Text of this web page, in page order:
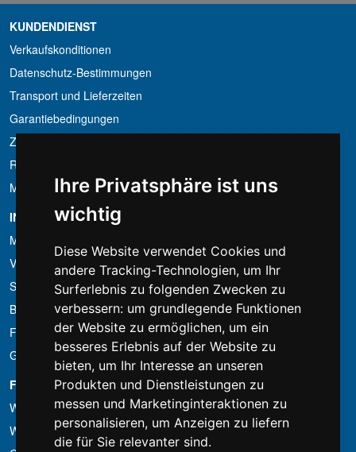
Ihre Privatsphäre ist uns
wichtig
Diese Website verwendet Cookies und
andere Tracking-Technologien, um Ihr
Surferlebnis zu folgenden Zwecken zu
verbessern: um grundlegende Funktionen
der Website zu ermöglichen, um ein
besseres Erlebnis auf der Website zu
bieten, um Ihr Interesse an unseren
Produkten und Dienstleistungen zu
messen und Marketinginteraktionen zu
personalisieren, um Anzeigen zu liefern
die für Sie relevanter sind.
KUNDENDIENST
Verkaufskonditionen
Datenschutz-Bestimmungen
Transport und Lieferzeiten
Garantiebedingungen
Zahlungsbedingungen
Ruecktrittsrecht
MwSt-Bedingungen
INFORMATION
Mietbedingungen
Verkaufsangebote
Sparpakete
Billiger gefunden?
Finanzierung
Gebrauchtartikel
FOTOCOLOMBO.IT
Wer wir sind
Wo wir sind